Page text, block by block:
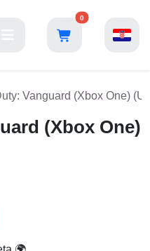
0
Vanguard (Xbox One)
(Xbox One)